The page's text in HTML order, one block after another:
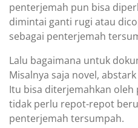
penterjemah pun bisa
dimintai ganti rugi atau
sebagai penterjemah
Lalu bagaimana untuk
Misalnya saja novel,
Itu bisa diterjemahkan oleh
tidak perlu repot-repot
penterjemah tersumpah.